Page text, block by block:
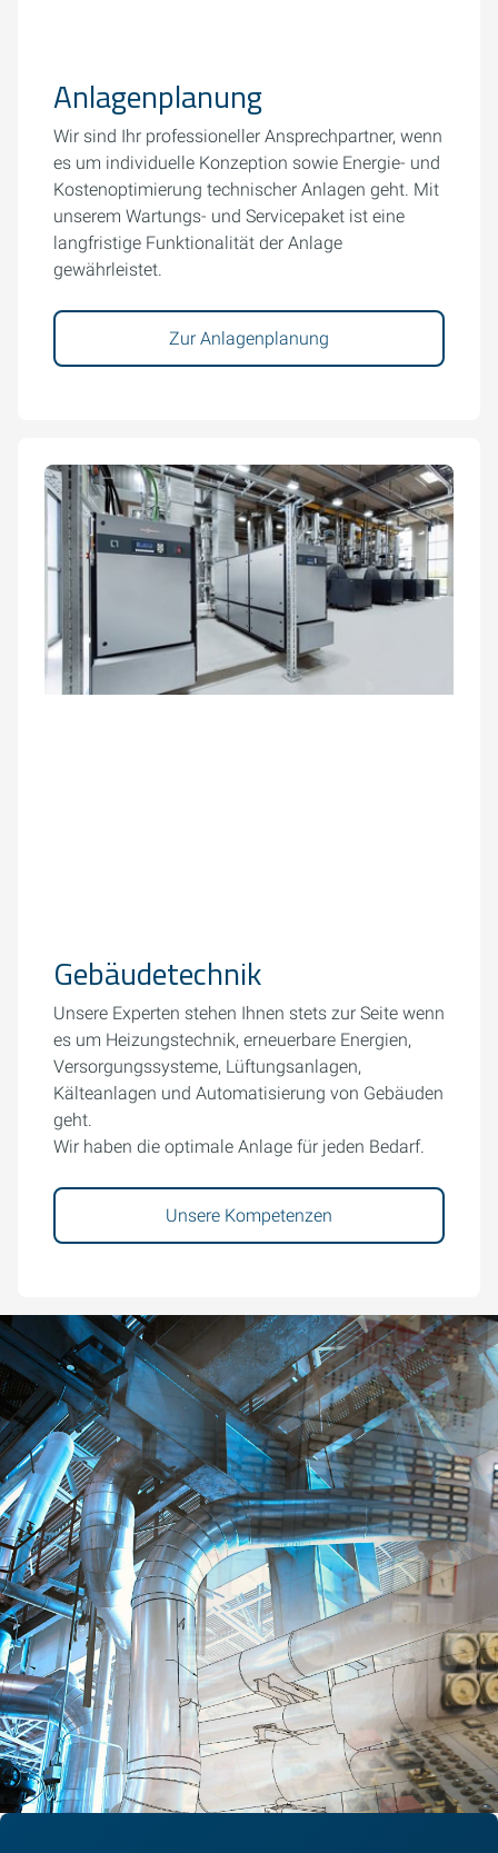
Anlagenplanung
Wir sind Ihr professioneller Ansprechpartner, wenn
es um individuelle Konzeption sowie Energie- und
Kostenoptimierung technischer Anlagen geht. Mit
unserem Wartungs- und Servicepaket ist eine
langfristige Funktionalität der Anlage
gewährleistet.
Zur Anlagenplanung
Gebäudetechnik
Unsere Experten stehen Ihnen stets zur Seite wenn
es um Heizungstechnik, erneuerbare Energien,
Versorgungssysteme, Lüftungsanlagen,
Kälteanlagen und Automatisierung von Gebäuden
geht.
Wir haben die optimale Anlage für jeden Bedarf.
Unsere Kompetenzen